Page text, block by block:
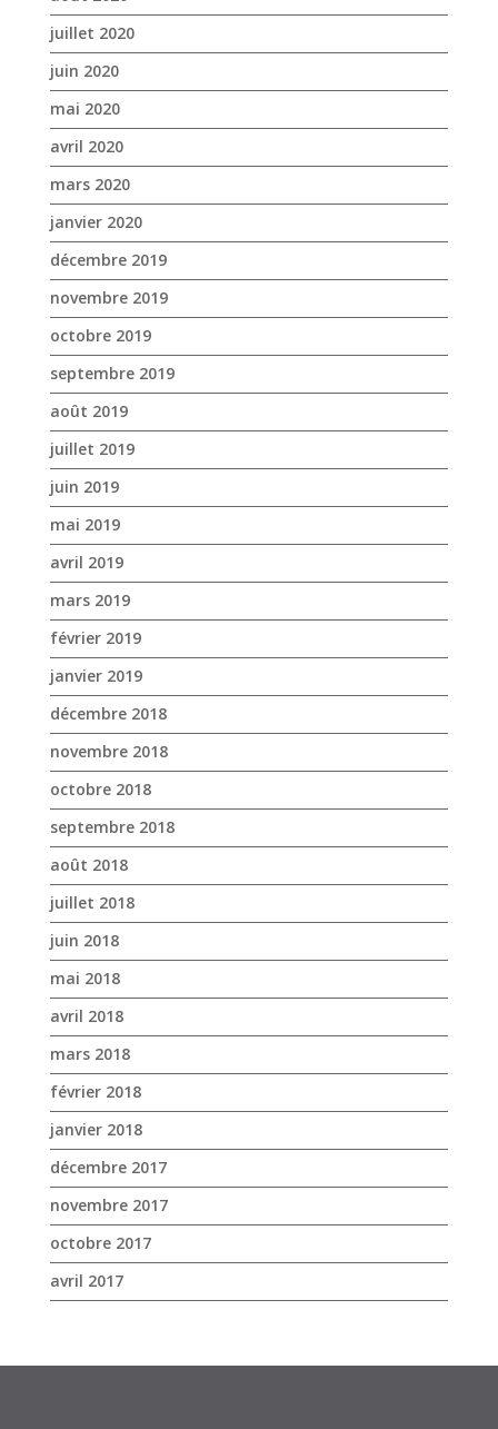
juillet 2020
juin 2020
mai 2020
avril 2020
mars 2020
janvier 2020
décembre 2019
novembre 2019
octobre 2019
septembre 2019
août 2019
juillet 2019
juin 2019
mai 2019
avril 2019
mars 2019
février 2019
janvier 2019
décembre 2018
novembre 2018
octobre 2018
septembre 2018
août 2018
juillet 2018
juin 2018
mai 2018
avril 2018
mars 2018
février 2018
janvier 2018
décembre 2017
novembre 2017
octobre 2017
avril 2017